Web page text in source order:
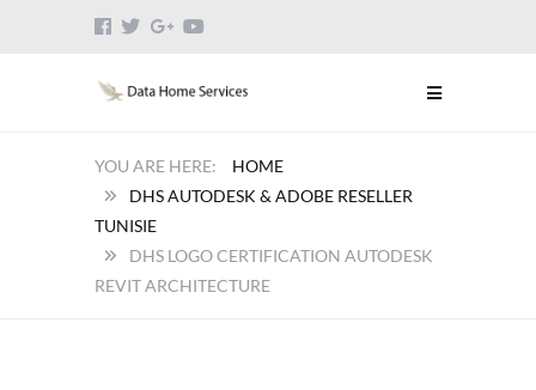
HOME
DHS AUTODESK & ADOBE RESELLER
TUNISIE
DHS LOGO CERTIFICATION AUTODESK
REVIT ARCHITECTURE